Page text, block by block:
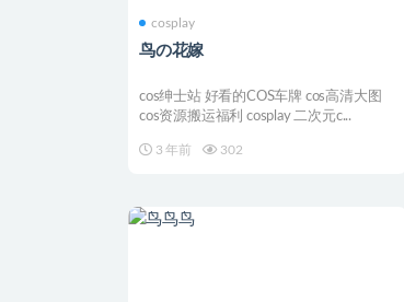
cosplay
鸟の花嫁
cos绅士站 好看的COS车牌 cos高清大图
cos资源搬运福利 cosplay 二次元c...
3 年前 302